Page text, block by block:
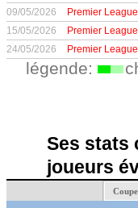
09/05/2026
Premier
15/05/2026
Premier
24/05/2026
Premier
légende:
Ses stats
joueurs